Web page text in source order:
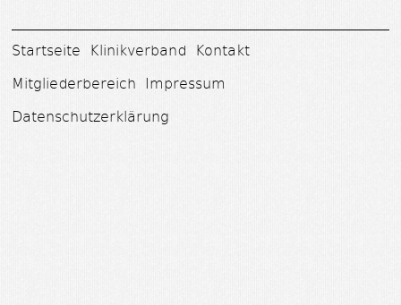
Startseite Klinikverband Kontakt
Mitgliederbereich Impressum
Datenschutzerklärung